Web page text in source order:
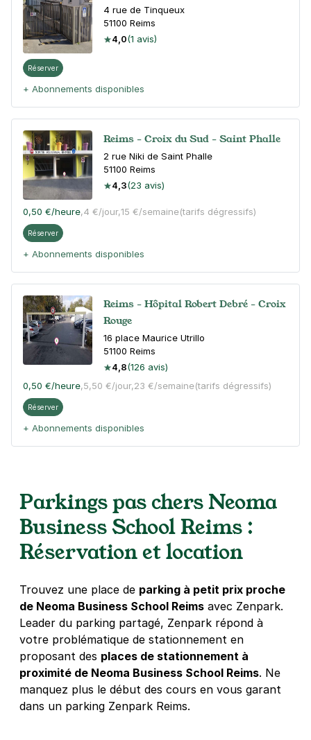
4 rue de Tinqueux
51100 Reims
4,0(1 avis)
Réserver
+ Abonnements disponibles
Reims - Croix du Sud - Saint Phalle
2 rue Niki de Saint Phalle
51100 Reims
4,3(23 avis)
0,50 €/heure,4 €/jour,15 €/semaine(tarifs dégressifs)
Réserver
+ Abonnements disponibles
Reims - Hôpital Robert Debré - Croix
Rouge
16 place Maurice Utrillo
51100 Reims
4,8(126 avis)
0,50 €/heure,5,50 €/jour,23 €/semaine(tarifs dégressifs)
Réserver
+ Abonnements disponibles
22 Ter rue de Courcelles
51100Reims
4,6(35 avis)
8,50 €/jour,36 €/semaine(tarifs dégressifs)
+ Abonnements disponibles
Reims - Gare de Reims - Baussonnet
29 rue Baussonnet
51100 Reims
4,3(27 avis)
,8,50 €/jour, 36 €/semaine
Parkings pas chers Neoma
Business School Reims :
Réservation et location
Trouvez une place de parking à petit prix proche
de Neoma Business School Reims avec Zenpark.
Leader du parking partagé, Zenpark répond à
votre problématique de stationnement en
proposant des places de stationnement à
proximité de Neoma Business School Reims. Ne
manquez plus le début des cours en vous garant
dans un parking Zenpark Reims.